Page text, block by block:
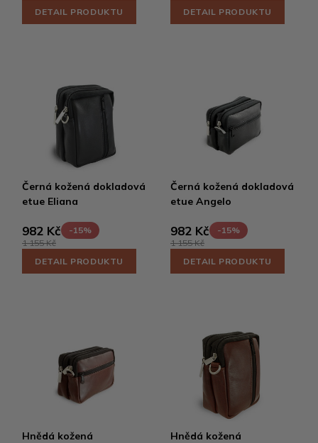
DETAIL PRODUKTU
DETAIL PRODUKTU
Černá kožená dokladová
etue Eliana
982 Kč
-15%
1 155 Kč
DETAIL PRODUKTU
Černá kožená dokladová
etue Angelo
982 Kč
-15%
1 155 Kč
DETAIL PRODUKTU
Hnědá kožená
Hnědá kožená